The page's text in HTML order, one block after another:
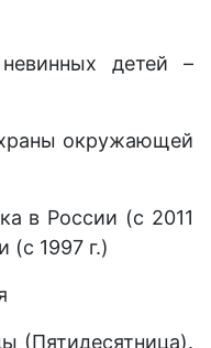
детей –
окружающей
в России (с 2011
(с 1997 г.)
(Пятидесятница).